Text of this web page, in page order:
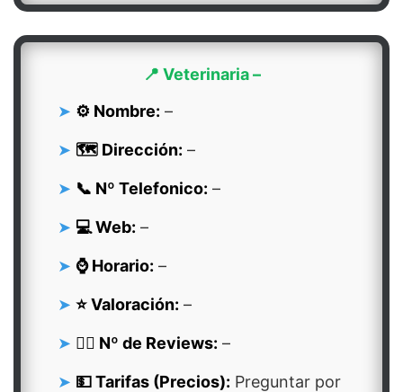
📍 Veterinaria –
⚙️ Nombre: –
🗺️ Dirección: –
📞 Nº Telefonico: –
💻 Web: –
⌚ Horario: –
⭐ Valoración: –
👍🏻 Nº de Reviews: –
💵 Tarifas (Precios): Preguntar por